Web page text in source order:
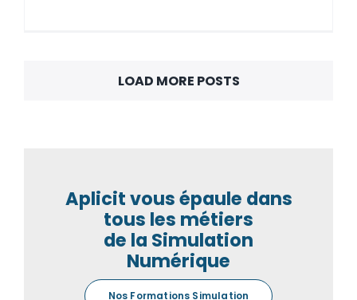
LOAD MORE POSTS
Aplicit vous épaule dans
tous les métiers
de la Simulation
Numérique
Nos Formations Simulation